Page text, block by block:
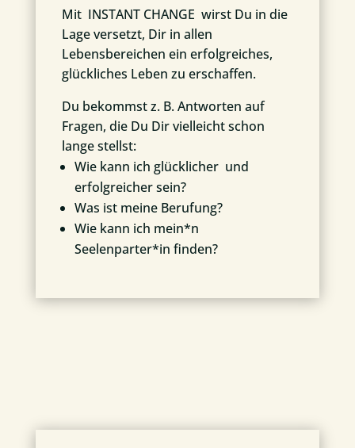
Mit INSTANT CHANGE wirst Du in die
Lage versetzt, Dir in allen
Lebensbereichen ein erfolgreiches,
glückliches Leben zu erschaffen.
Du bekommst z. B. Antworten auf
Fragen, die Du Dir vielleicht schon
lange stellst:
Wie kann ich glücklicher und
erfolgreicher sein?
Was ist meine Berufung?
Wie kann ich mein*n
Seelenparter*in finden?